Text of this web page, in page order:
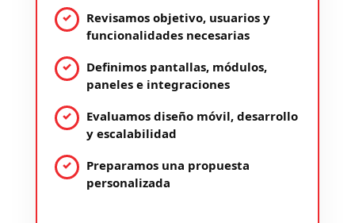
Revisamos objetivo, usuarios y
funcionalidades necesarias
Definimos pantallas, módulos,
paneles e integraciones
Evaluamos diseño móvil, desarrollo
y escalabilidad
Preparamos una propuesta
personalizada